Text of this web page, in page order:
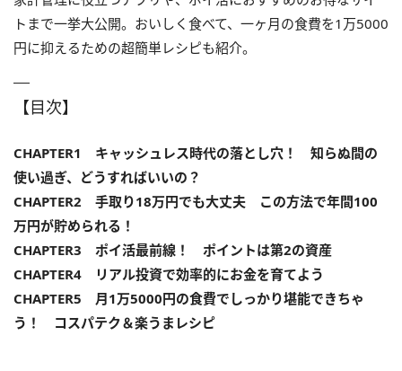
トまで一挙大公開。おいしく食べて、一ヶ月の食費を1万5000
円に抑えるための超簡単レシピも紹介。
【目次】
CHAPTER1 キャッシュレス時代の落とし穴！ 知らぬ間の
使い過ぎ、どうすればいいの？
CHAPTER2 手取り18万円でも大丈夫 この方法で年間100
万円が貯められる！
CHAPTER3 ポイ活最前線！ ポイントは第2の資産
CHAPTER4 リアル投資で効率的にお金を育てよう
CHAPTER5 月1万5000円の食費でしっかり堪能できちゃ
う！ コスパテク＆楽うまレシピ